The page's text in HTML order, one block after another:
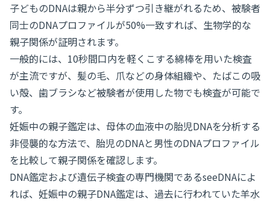
子どものDNAは親から半分ずつ引き継がれるため、被験者
同士のDNAプロファイルが50%一致すれば、生物学的な
親子関係が証明されます。
一般的には、10秒間口内を軽くこする綿棒を用いた検査
が主流ですが、髪の毛、爪などの身体組織や、たばこの吸
い殻、歯ブラシなど被験者が使用した物でも検査が可能で
す。
妊娠中の親子鑑定は、母体の血液中の胎児DNAを分析する
非侵襲的な方法で、胎児のDNAと男性のDNAプロファイル
を比較して親子関係を確認します。
DNA鑑定および遺伝子検査の専門機関であるseeDNAによ
れば、妊娠中の親子DNA鑑定は、過去に行われていた羊水